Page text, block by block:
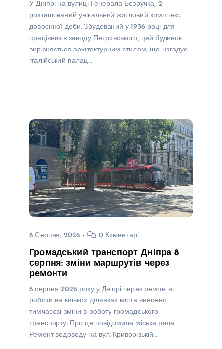
У Дніпрі на вулиці Генерала Безручка, 2
розташований унікальний житловий комплекс
довоєнної доби. Збудований у 1936 році для
працівників заводу Петровського, цей будинок
вирізняється архітектурним стилем, що нагадує
італійський палац…
8 Серпня, 2026 0 Коментарі
Громадський транспорт Дніпра 8
серпня: зміни маршрутів через
ремонти
8 серпня 2026 року у Дніпрі через ремонтні
роботи на кількох ділянках міста внесено
тимчасові зміни в роботу громадського
транспорту. Про це повідомила міська рада.
Ремонт водоводу на вул. Криворізькій…